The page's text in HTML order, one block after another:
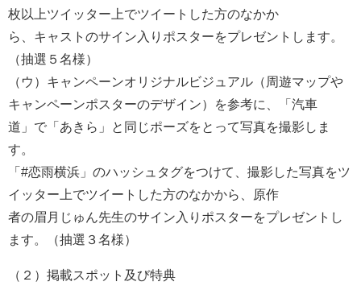
枚以上ツイッター上でツイートした方のなかか
ら、キャストのサイン入りポスターをプレゼントします。
（抽選５名様）
（ウ）キャンペーンオリジナルビジュアル（周遊マップや
キャンペーンポスターのデザイン）を参考に、「汽車
道」で「あきら」と同じポーズをとって写真を撮影しま
す。
「#恋雨横浜」のハッシュタグをつけて、撮影した写真をツ
イッター上でツイートした方のなかから、原作
者の眉月じゅん先生のサイン入りポスターをプレゼントし
ます。（抽選３名様）
（２）掲載スポット及び特典